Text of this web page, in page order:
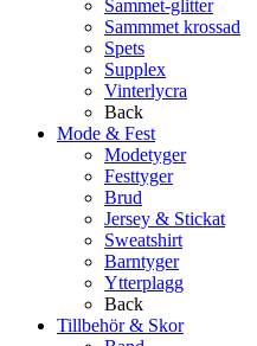
Sammet-glitter
Sammmet krossad
Spets
Supplex
Vinterlycra
Back
Mode & Fest
Modetyger
Festtyger
Brud
Jersey & Stickat
Sweatshirt
Barntyger
Ytterplagg
Back
Tillbehör & Skor